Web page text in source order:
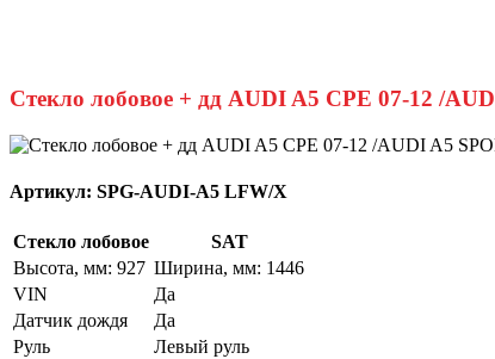
Стекло лобовое + дд AUDI A5 CPE 07-12 /
Артикул: SPG-AUDI-A5 LFW/X
Стекло лобовое
SAT
Высота, мм: 927 Ширина, мм: 1446
VIN
Да
Датчик дождя
Да
Руль
Левый руль